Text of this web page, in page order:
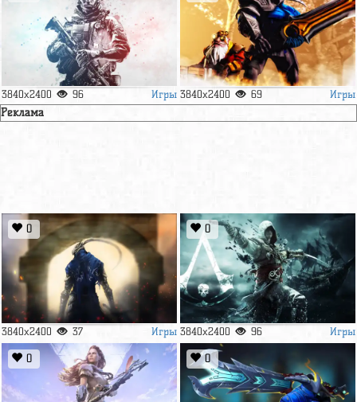
3840x2400 96 Игры 3840x2400 69 Игры
Реклама
0
3840x2400 37 Игры
0
3840x2400 96 Игры
0 0